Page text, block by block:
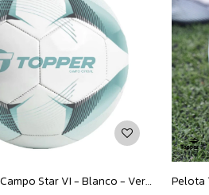
Pelota Topper Campo Star VI - Blanco - Verde - Verde Agua